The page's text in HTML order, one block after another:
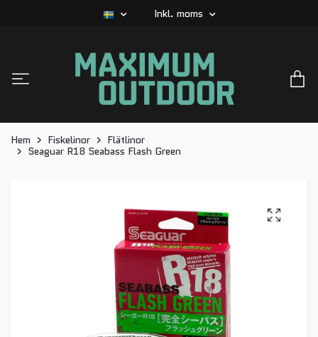
Inkl. moms
Hem Fiskelinor
Flätlinor
Seaguar R18 Seabass Flash Green